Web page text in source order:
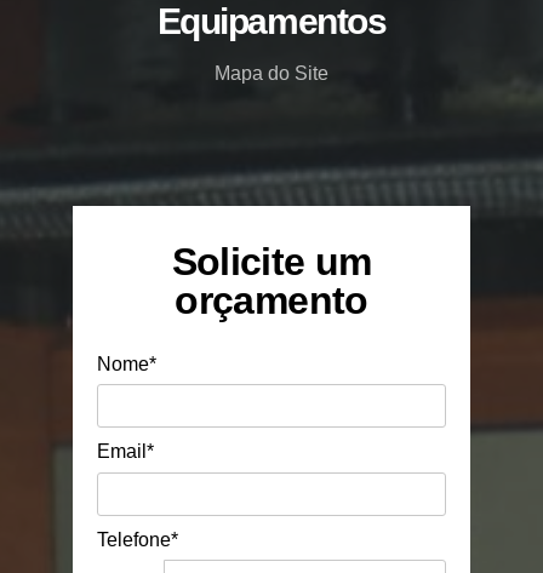
Equipamentos
Mapa do Site
Solicite um
orçamento
Nome*
Email*
Telefone*